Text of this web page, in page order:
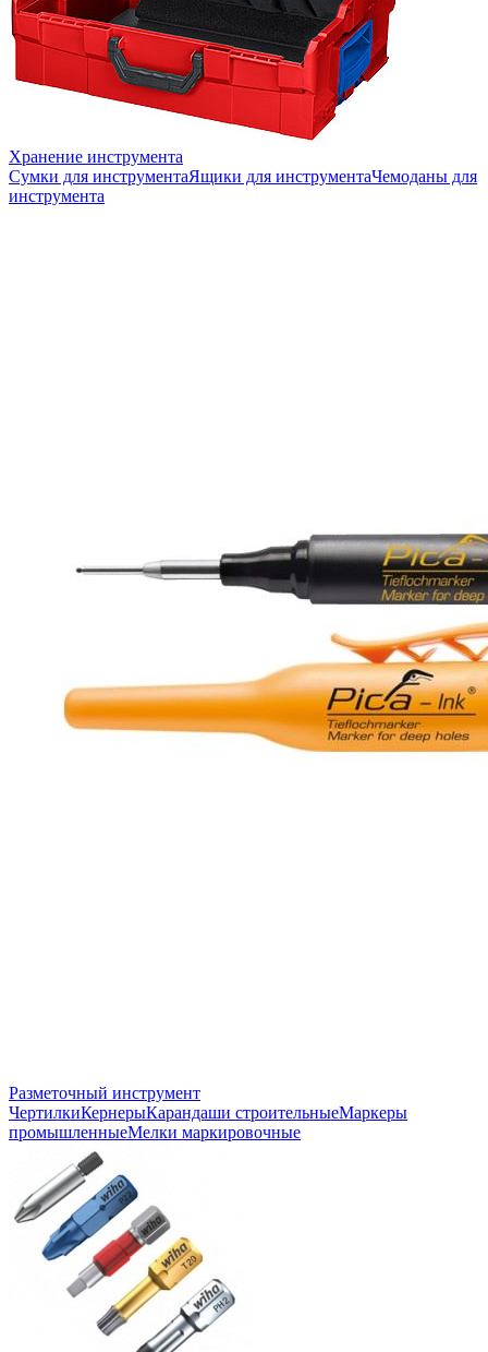
Хранение инструмента
Сумки для инструментаЯщики для инструментаЧемоданы для
инструмента
Разметочный инструмент
ЧертилкиКернерыКарандаши строительныеМаркеры
промышленныеМелки маркировочные